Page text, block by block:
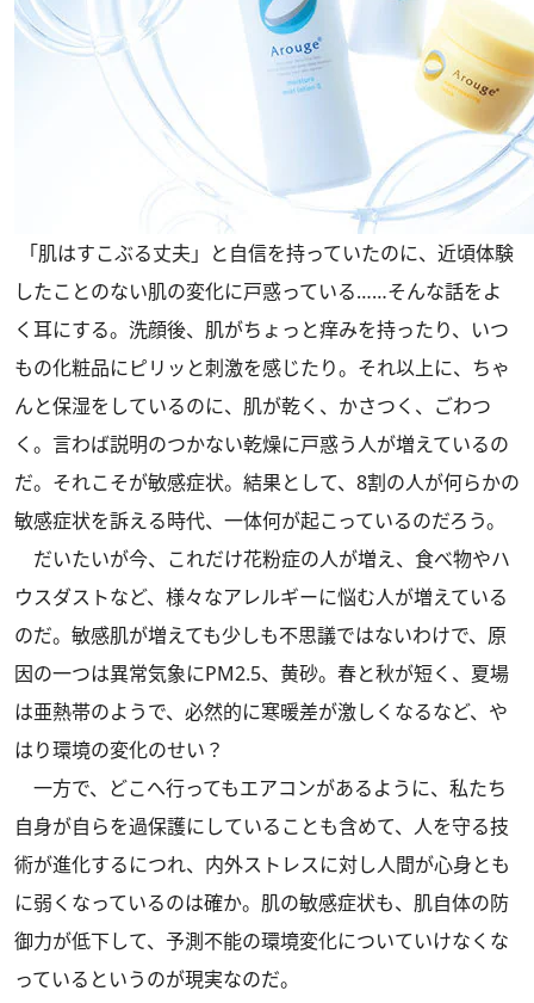
「肌はすこぶる丈夫」と自信を持っていたのに、近頃体験
したことのない肌の変化に戸惑っている……そんな話をよ
く耳にする。洗顔後、肌がちょっと痒みを持ったり、いつ
もの化粧品にピリッと刺激を感じたり。それ以上に、ちゃ
んと保湿をしているのに、肌が乾く、かさつく、ごわつ
く。言わば説明のつかない乾燥に戸惑う人が増えているの
だ。それこそが敏感症状。結果として、8割の人が何らかの
敏感症状を訴える時代、一体何が起こっているのだろう。
だいたいが今、これだけ花粉症の人が増え、食べ物やハ
ウスダストなど、様々なアレルギーに悩む人が増えている
のだ。敏感肌が増えても少しも不思議ではないわけで、原
因の一つは異常気象にPM2.5、黄砂。春と秋が短く、夏場
は亜熱帯のようで、必然的に寒暖差が激しくなるなど、や
はり環境の変化のせい？
一方で、どこへ行ってもエアコンがあるように、私たち
自身が自らを過保護にしていることも含めて、人を守る技
術が進化するにつれ、内外ストレスに対し人間が心身とも
に弱くなっているのは確か。肌の敏感症状も、肌自体の防
御力が低下して、予測不能の環境変化についていけなくな
っているというのが現実なのだ。